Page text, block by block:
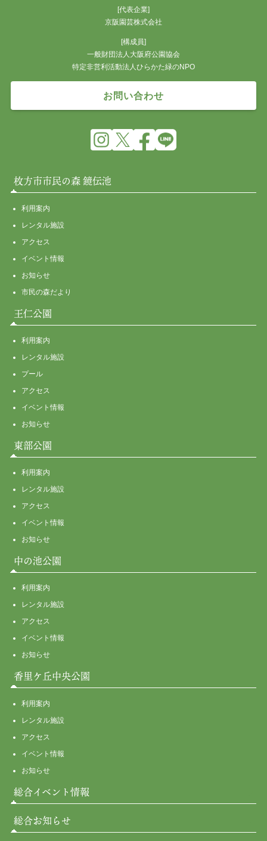
[代表企業]
京阪園芸株式会社
[構成員]
一般財団法人大阪府公園協会
特定非営利活動法人ひらかた緑のNPO
お問い合わせ
枚方市市民の森 鏡伝池
利用案内
レンタル施設
アクセス
イベント情報
お知らせ
市民の森だより
王仁公園
利用案内
レンタル施設
プール
アクセス
イベント情報
お知らせ
東部公園
利用案内
レンタル施設
アクセス
イベント情報
お知らせ
中の池公園
利用案内
レンタル施設
アクセス
イベント情報
お知らせ
香里ケ丘中央公園
利用案内
レンタル施設
アクセス
イベント情報
お知らせ
総合イベント情報
総合お知らせ